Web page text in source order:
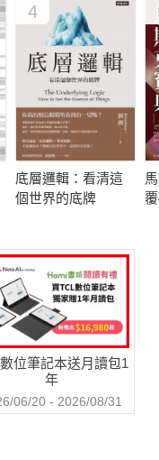
焦慮的人說：
框架困住了。」
策疲勞」時閱讀這本
時，
準內在的指南針。
種看見，
但也有人說專家更有
一些讓自己不舒服的
圈是有毒的觀念，在
？
，都是這類經過極端化
關心，卻是影響你人
4
底層邏輯：看清這
個世界的底牌
位筆記本送月讀包1
年
06/20 - 2026/08/31